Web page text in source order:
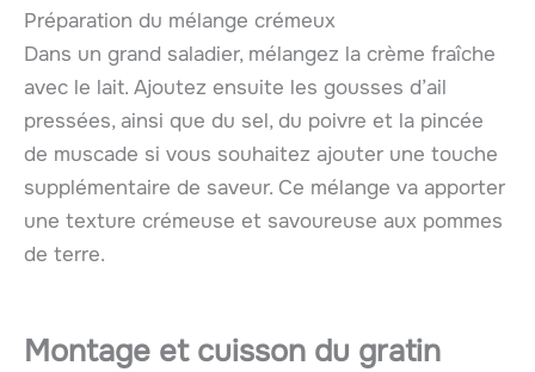
Préparation du mélange crémeux
Dans un grand saladier, mélangez la crème fraîche
avec le lait. Ajoutez ensuite les gousses d’ail
pressées, ainsi que du sel, du poivre et la pincée
de muscade si vous souhaitez ajouter une touche
supplémentaire de saveur. Ce mélange va apporter
une texture crémeuse et savoureuse aux pommes
de terre.
Montage et cuisson du gratin